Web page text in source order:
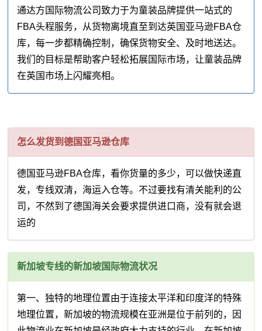
通达方国际物流公司致力于为童装品牌提供一站式的
FBA头程服务，从货物离境直至到达英国亚马逊FBA仓
库，每一步都精确控制，确保货物安全、及时地送达。
我们的目标是帮助客户轻松拓展国际市场，让童装品牌
在英国市场上闪耀亮相。
怎么发货到德国亚马逊仓库
德国亚马逊FBA仓库，看你货量的多少，可以做快递直
发，专线双清，海运入仓等。不过要找有清关能利的公
司，不然到了德国海关会要求提供进口商，没有就会退
运的
新加坡专线的新加坡国际物流状况
第一、独特的地理位置由于连接太平洋和印度洋的特殊
地理位置，新加坡的物流规模在亚洲是位于前列的，因